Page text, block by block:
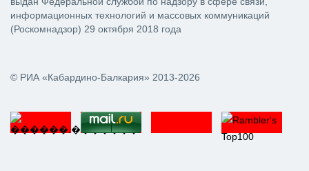
© РИА «Кабардино-Балкария» 2013-2026
информационных технологий и массовых коммуникаций
(Роскомнадзор) 29 октября 2018 года